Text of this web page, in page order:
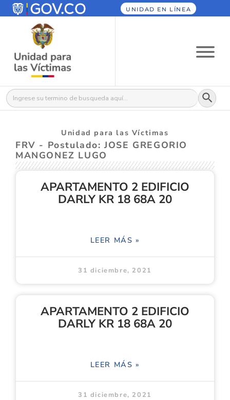
UNIDAD EN LÍNEA
Buscar: Botón
Unidad para las Víctimas
FRV - Postulado: JOSE GREGORIO
MANGONEZ LUGO
APARTAMENTO 2 EDIFICIO
DARLY KR 18 68A 20
LEER MÁS »
31 diciembre, 2021
APARTAMENTO 2 EDIFICIO
DARLY KR 18 68A 20
LEER MÁS »
31 diciembre, 2021